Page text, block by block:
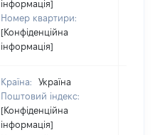
інформація]
Номер квартири:
[Конфіденційна
інформація]
Країна:
Україна
Поштовий індекс:
[Конфіденційна
інформація]